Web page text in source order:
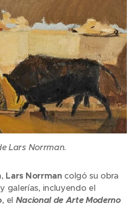
Lars Norrman.
Lars Norrman colgó su obra
galerías, incluyendo el
, el Nacional de Arte Moderno